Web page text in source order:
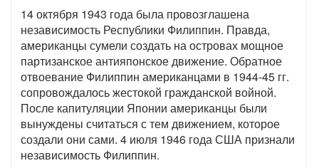
14 октября 1943 года была провозглашена
независимость Республики Филиппин. Правда,
американцы сумели создать на островах мощное
партизанское антияпонское движение. Обратное
отвоевание Филиппин американцами в 1944-45 гг.
сопровождалось жестокой гражданской войной.
После капитуляции Японии американцы были
вынуждены считаться с тем движением, которое
создали они сами. 4 июля 1946 года США признали
независимость Филиппин.